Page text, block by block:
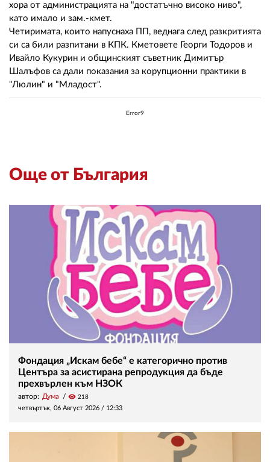
хора от администрацията на "достатъчно високо ниво",
като имало и зам.-кмет.
Четиримата, които напуснаха ПП, веднага след разкритията
си са били разпитани в КПК. Кметовете Георги Тодоров и
Ивайло Кукурин и общинският съветник Димитър
Шалъфов са дали показания за корупционни практики в
"Люлин" и "Младост".
Error9
Още от България
Фондация „Искам бебе“ е категорично против
Центъра за асистирана репродукция да бъде
прехвърлен към НЗОК
автор: Дума visibility 218
четвъртък, 06 Август 2026 / 12:33